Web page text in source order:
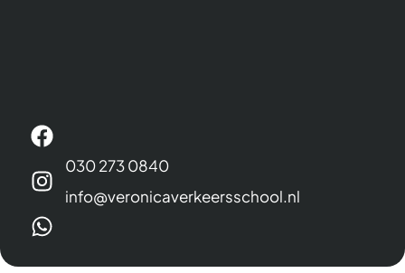
030 273 0840
info@veronicaverkeersschool.nl